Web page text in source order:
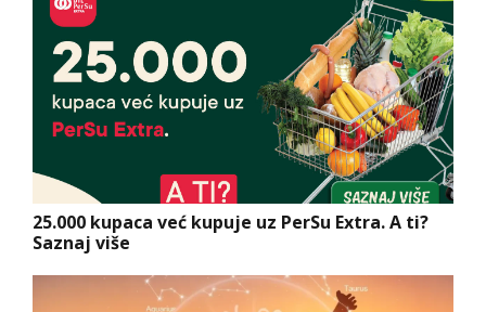
25.000 kupaca već kupuje uz PerSu Extra. A ti?
Saznaj više